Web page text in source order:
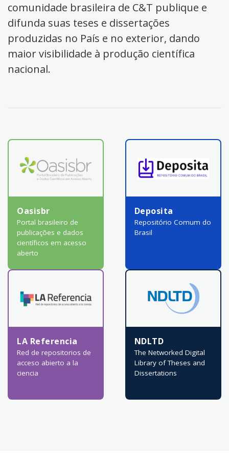
comunidade brasileira de C&T publique e
difunda suas teses e dissertações
produzidas no País e no exterior, dando
maior visibilidade à produção científica
nacional.
Oasisbr
Portal brasileiro de
publicações e dados
científicos em acesso
aberto
Deposita
Repositório Comum do
Brasil
LA Referencia
Red de repositorios de
acceso abierto a la
ciencia
NDLTD
The Networked Digital
Library of Theses and
Dissertations